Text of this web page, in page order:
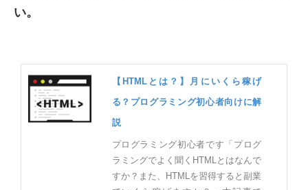
い。
【HTMLとは？】月にいくら稼げ
る？プログラミング初心者向けに解
説
プログラミング初心者です「プログ
ラミングでよく聞くHTMLとはなんで
すか？また、HTMLを習得すると副業